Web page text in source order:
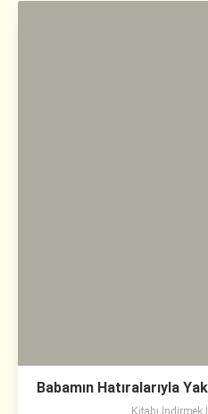
Babamın Hatıralarıyla
Kitabı İndirmek